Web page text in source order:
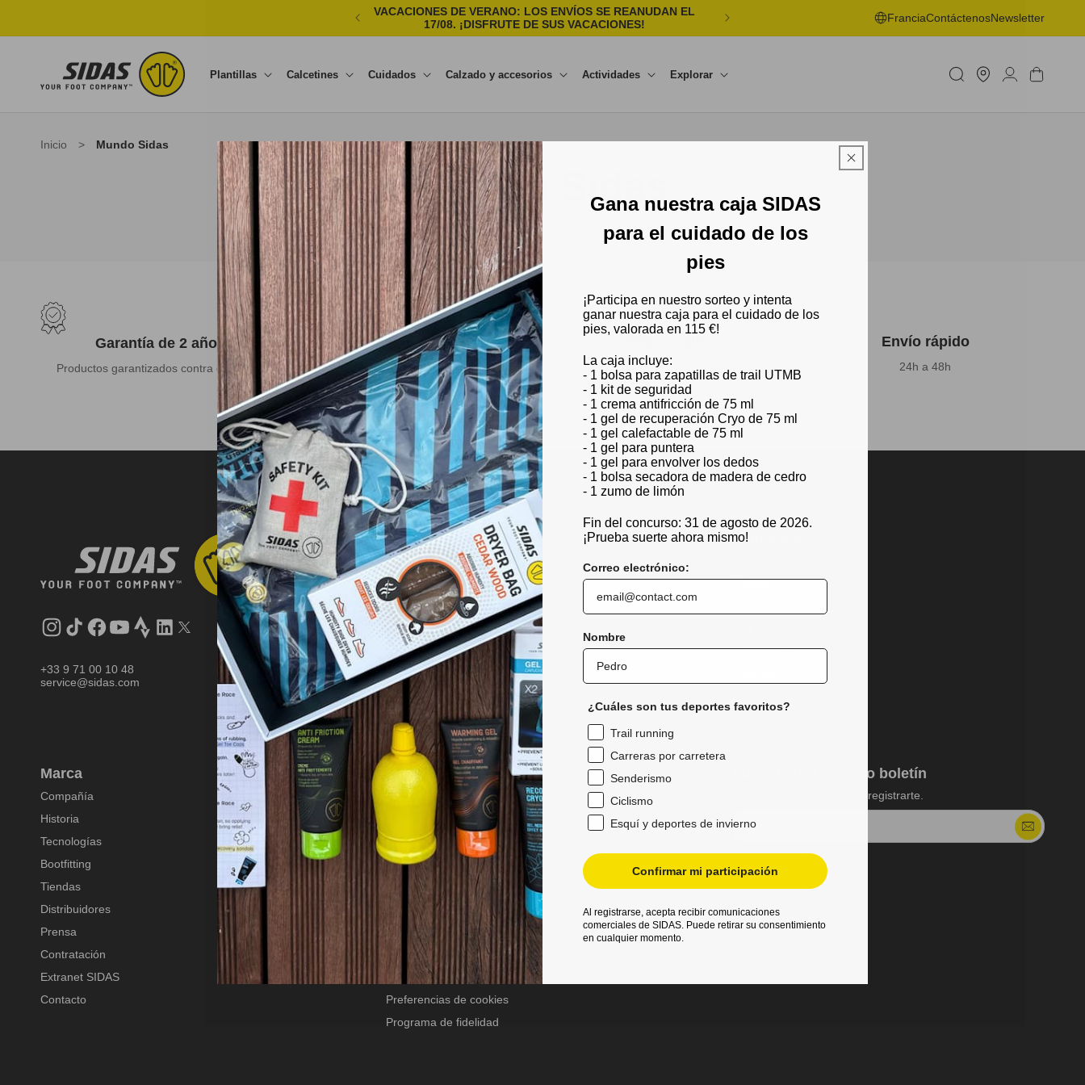
VACACIONES DE VERANO: LOS ENVÍOS SE REANUDAN EL
17/08. ¡DISFRUTE DE SUS VACACIONES!
ENTREGA GRATUITA EN PUNTO DE RECOGIDA A PARTIR DE 50€
- MÁS INFORMACIÓN
FranciaContáctenosNewsletter
Plantillas Calcetines Cuidados Calzado y accesorios Actividades Explorar
una
tienda
Iniciar
sesión Carrito
Inicio > Mundo Sidas
Mundo Sidas
Garantía de 2 años
Productos garantizados contra defectos.
Satisfecho o te devolvemos tu
dinero
Devoluciones de 30 días
Datos protegidos
Envío rápido
24h a 48h
Instagram
tiktokfacebookyoutubeStravaLinkedInGorjeo
+33 9 71 00 10 48
service@sidas.com
Productos
Plantillas
Calcetines
Cuidado de los pies
Sandalias
Botas de esquí
Accesorios para zapatos
Lotes
Tarjeta de regalo
Actividades
Outdoor
Multideporte
Marca
Compañía
Historia
Tecnologías
Bootfitting
Tiendas
Distribuidores
Prensa
Contratación
Extranet SIDAS
Contacto
Más información
Menciones legales
Condiciones Generales de Venta
Política de privacidad
Garantía
Entrega y seguimiento
Servicio postventa
Satisfacción, Cambios y Reembolso
Formulario de desistimiento
Preguntas más frecuentes
Preferencias de cookies
Programa de fidelidad
Suscríbete a nuestro boletín
Consigue un vale de 5€ al registrarte.
Correo electrónico
Gana nuestra caja SIDAS
para el cuidado de los
pies
¡Participa en nuestro sorteo y intenta
ganar nuestra caja para el cuidado de los
pies, valorada en 115 €!
La caja incluye:
- 1 bolsa para zapatillas de trail UTMB
- 1 kit de seguridad
- 1 crema antifricción de 75 ml
- 1 gel de recuperación Cryo de 75 ml
- 1 gel calefactable de 75 ml
- 1 gel para puntera
- 1 gel para envolver los dedos
- 1 bolsa secadora de madera de cedro
- 1 zumo de limón
Fin del concurso: 31 de agosto de 2026.
¡Prueba suerte ahora mismo!
Correo electrónico:
Nombre
¿Cuáles son tus deportes favoritos?
Trail running
Carreras por carretera
Senderismo
Ciclismo
Esquí y deportes de invierno
Confirmar mi participación
Al registrarse, acepta recibir comunicaciones
comerciales de SIDAS. Puede retirar su consentimiento
en cualquier momento.